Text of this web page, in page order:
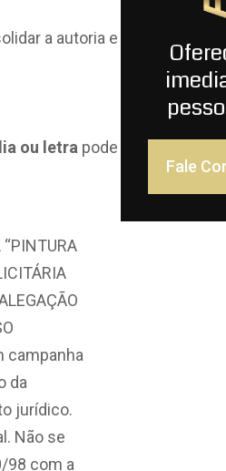
a autoria e
ou letra pode
“PINTURA
campanha
da
jurídico.
Não se
98 com a
Fale